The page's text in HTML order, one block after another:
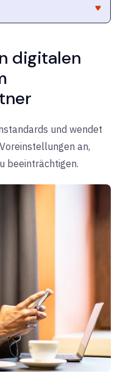
digitalen
und wendet
an,
beeinträchtigen.